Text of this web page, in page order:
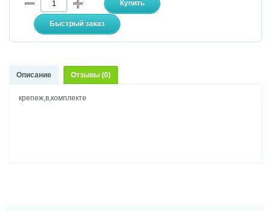
Описание Отзывы (0)
крепеж,в,комплекте